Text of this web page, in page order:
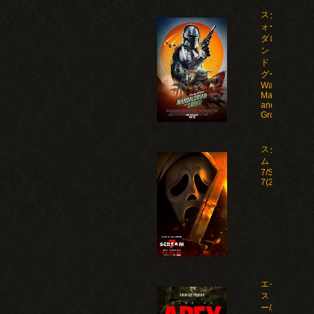
スター・ウ
ォーズ マン
ダロリア
ン・アン
ド・グロー
グー/Star
Wars: The
Mandalorian
and
Grogu(2026)
スクリー
ム
7/Scream
7(2026)
エイペック
ス・プレデタ
ー/